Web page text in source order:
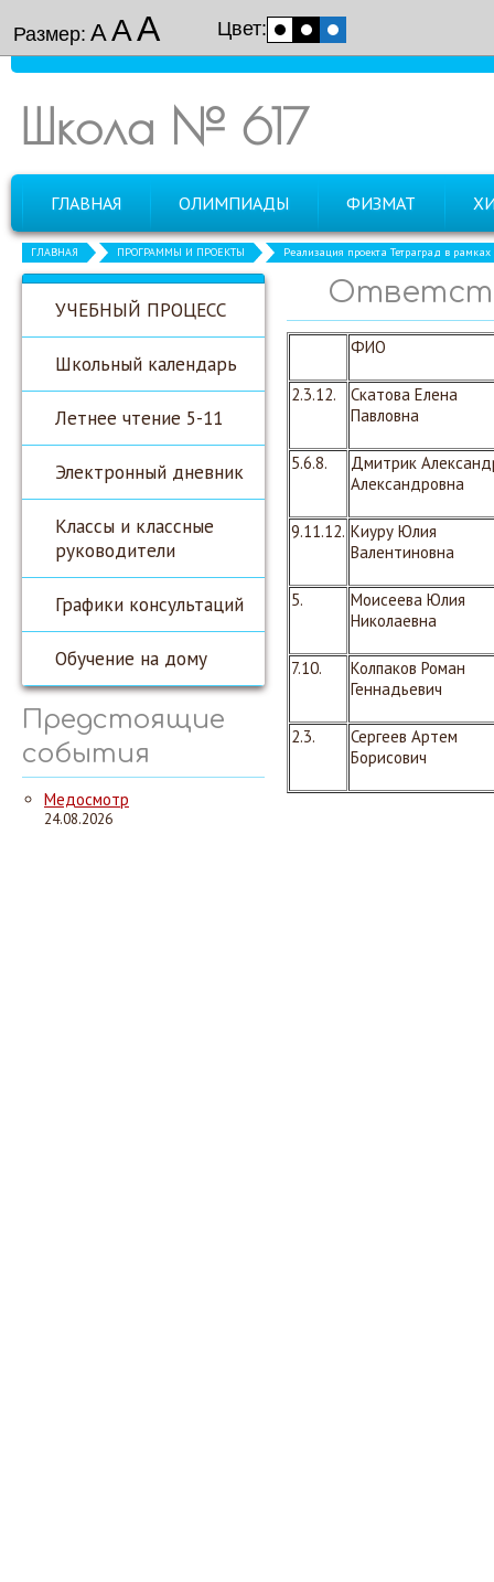
Размер: ААА Цвет:
Школа № 617
ГЛАВНАЯ ОЛИМПИАДЫ ФИЗМАТ
ГЛАВНАЯ ПРОГРАММЫ И ПРОЕКТЫ Реализация проекта Тетраград в
УЧЕБНЫЙ ПРОЦЕСС
Школьный календарь
Летнее чтение 5-11
Электронный дневник
Классы и классные
руководители
Графики консультаций
Обучение на дому
Предстоящие
события
Медосмотр
24.08.2026
ФИО
2.3.12.
Скатова Елена
Павловна
5.6.8.
Дмитрик
Александровна
9.11.12. Киуру Юлия
Валентиновна
5.
Моисеева Юлия
Николаевна
7.10.
Колпаков Роман
Геннадьевич
2.3.
Сергеев Артем
Борисович